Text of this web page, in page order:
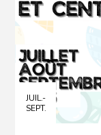
JUIL.-
SEPT.